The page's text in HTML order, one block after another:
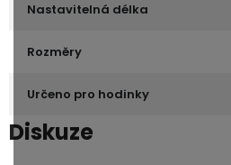
Nastavitelná délka
Rozměry
Určeno pro hodinky
Diskuze